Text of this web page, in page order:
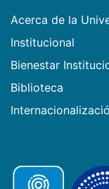
Acerca de la
Institucional
Bienestar
Biblioteca